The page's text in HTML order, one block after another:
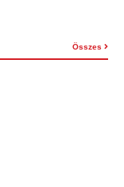
Összes